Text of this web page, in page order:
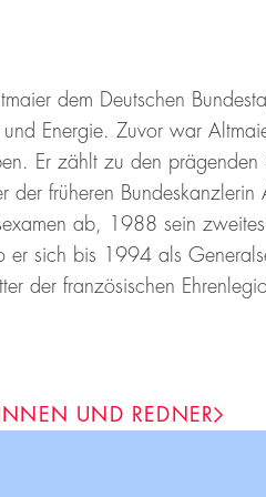
dem Deutschen
Energie. Zuvor war
Er zählt zu den
der früheren
ab, 1988 sein
er sich bis 1994 als
der französischen
UND REDNER